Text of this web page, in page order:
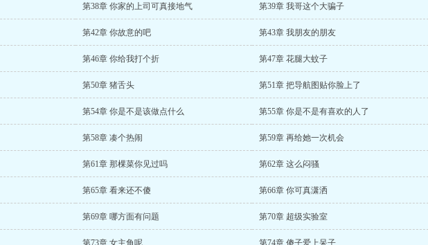
第38章 你家的上司可真接地气 第39章 我哥这个大骗子
第42章 你故意的吧 第43章 我朋友的朋友
第46章 你给我打个折 第47章 花腿大蚊子
第50章 猪舌头 第51章 把导航图贴你脸上了
第54章 你是不是该做点什么 第55章 你是不是有喜欢的人了
第58章 凑个热闹 第59章 再给她一次机会
第61章 那棵菜你见过吗 第62章 这么闷骚
第65章 看来还不傻 第66章 你可真潇洒
第69章 哪方面有问题 第70章 超级实验室
第73章 女主角呢 第74章 傻子爱上呆子